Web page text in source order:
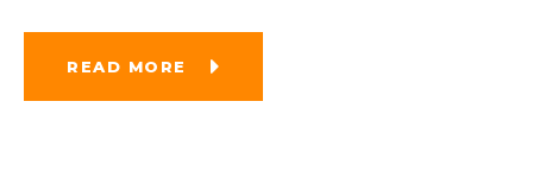
READ MORE